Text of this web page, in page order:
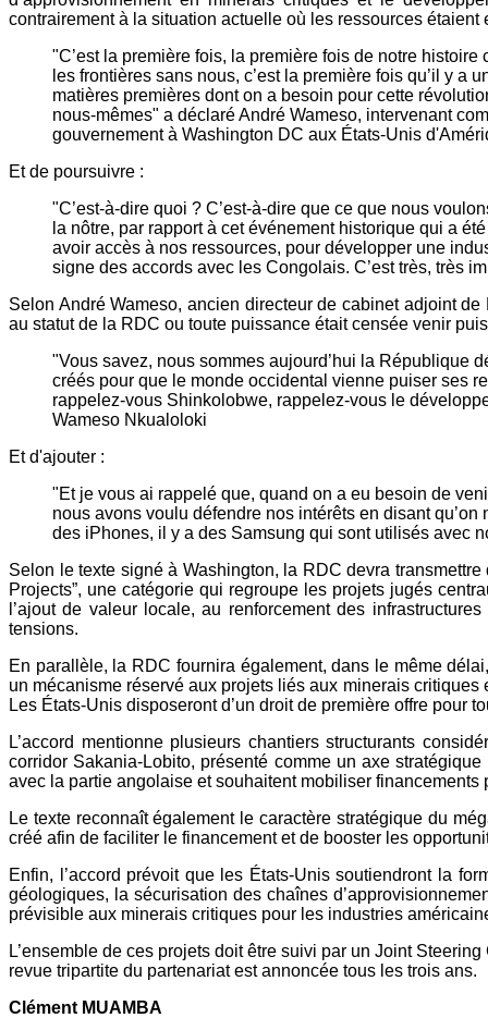
contrairement à la situation actuelle où les ressources
"C’est la première fois, la première fois de notre
les frontières sans nous, c’est la première fois qu’il y
matières premières dont on a besoin pour cette
nous-mêmes" a déclaré André Wameso, intervenant
gouvernement à Washington DC aux États-Unis
Et de poursuivre :
"C’est-à-dire quoi ? C’est-à-dire que ce que nous
la nôtre, par rapport à cet événement historique qui a
avoir accès à nos ressources, pour développer une
signe des accords avec les Congolais. C’est très, très
Selon André Wameso, ancien directeur de cabinet adjoint
au statut de la RDC ou toute puissance était censée venir
"Vous savez, nous sommes aujourd’hui la République
créés pour que le monde occidental vienne puiser ses
rappelez-vous Shinkolobwe, rappelez-vous le
Wameso Nkualoloki
Et d'ajouter :
"Et je vous ai rappelé que, quand on a eu besoin de
nous avons voulu défendre nos intérêts en disant
des iPhones, il y a des Samsung qui sont utilisés avec
Selon le texte signé à Washington, la RDC devra
Projects”, une catégorie qui regroupe les projets jugés
l’ajout de valeur locale, au renforcement des
tensions.
En parallèle, la RDC fournira également, dans le même
un mécanisme réservé aux projets liés aux minerais
Les États-Unis disposeront d’un droit de première offre pour
L’accord mentionne plusieurs chantiers structurants
corridor Sakania-Lobito, présenté comme un axe
avec la partie angolaise et souhaitent mobiliser
Le texte reconnaît également le caractère stratégique du
créé afin de faciliter le financement et de booster les
Enfin, l’accord prévoit que les États-Unis soutiendront la
géologiques, la sécurisation des chaînes
prévisible aux minerais critiques pour les industries
L’ensemble de ces projets doit être suivi par un Joint
revue tripartite du partenariat est annoncée tous les trois ans.
Clément MUAMBA